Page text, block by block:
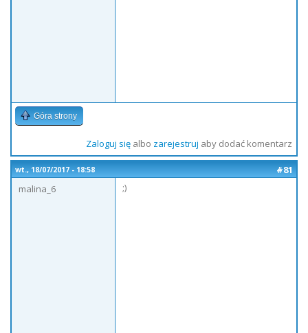
Góra strony
Zaloguj sięalbo zarejestruj aby dodać komentarz
wt., 18/07/2017 - 18:58
#81
malina_6
;)